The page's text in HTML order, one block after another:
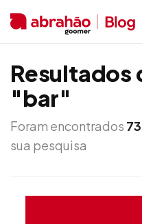
Resultados
"bar"
Foram encontrados 73
sua pesquisa